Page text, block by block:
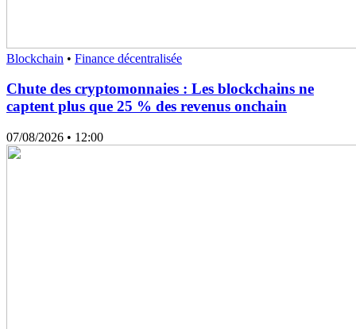
Blockchain • Finance décentralisée
Chute des cryptomonnaies : Les blockchains ne
captent plus que 25 % des revenus onchain
07/08/2026 • 12:00